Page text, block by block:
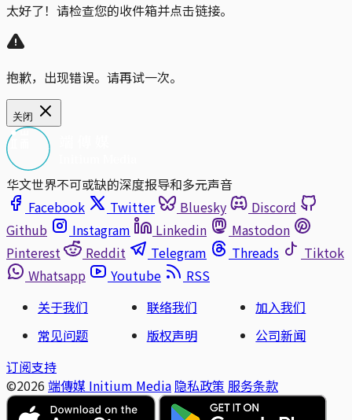
太好了！请检查您的收件箱并点击链接。
抱歉，出现错误。请再试一次。
关闭
华文世界不可或缺的深度报导和多元声音
Facebook
Twitter Bluesky
Discord
Github
Instagram Linkedin
Mastodon
Pinterest
Reddit Telegram Threads
Tiktok
Whatsapp
Youtube
RSS
关于我们
联络我们
加入我们
常见问题
版权声明
公司新闻
订阅支持
©2026 端傳媒 Initium Media 隐私政策 服务条款